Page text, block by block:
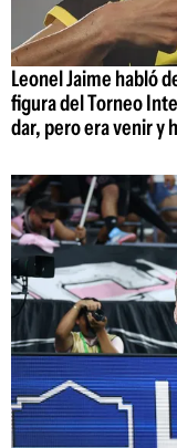
Leonel Jaime habló
figura del Torneo
dar, pero era venir y